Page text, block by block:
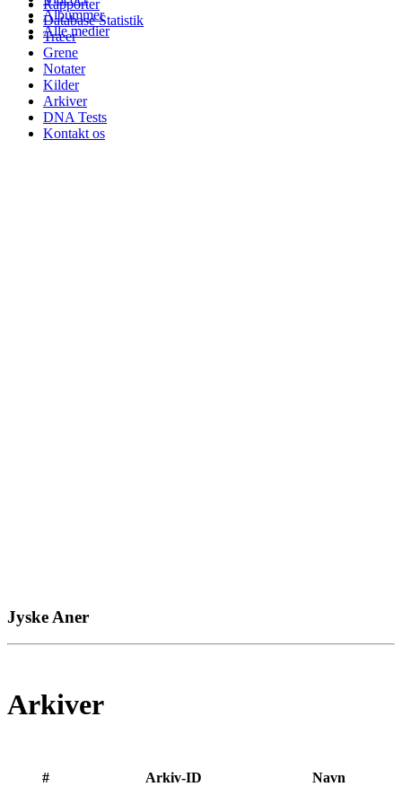
Albummer
Alle medier
Rapporter
Database Statistik
Træer
Grene
Notater
Kilder
Arkiver
DNA Tests
Kontakt os
Jyske Aner
Arkiver
# Arkiv-ID Navn